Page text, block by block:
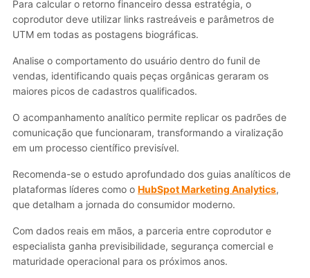
Para calcular o retorno financeiro dessa estratégia, o
coprodutor deve utilizar links rastreáveis e parâmetros de
UTM em todas as postagens biográficas.
Analise o comportamento do usuário dentro do funil de
vendas, identificando quais peças orgânicas geraram os
maiores picos de cadastros qualificados.
O acompanhamento analítico permite replicar os padrões de
comunicação que funcionaram, transformando a viralização
em um processo científico previsível.
Recomenda-se o estudo aprofundado dos guias analíticos de
plataformas líderes como o HubSpot Marketing Analytics,
que detalham a jornada do consumidor moderno.
Com dados reais em mãos, a parceria entre coprodutor e
especialista ganha previsibilidade, segurança comercial e
maturidade operacional para os próximos anos.